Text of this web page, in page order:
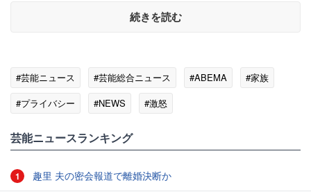
続きを読む
#芸能ニュース #芸能総合ニュース #ABEMA
#家族
#プライバシー
#NEWS #激怒
芸能ニュースランキング
1 趣里 夫の密会報道で離婚決断か